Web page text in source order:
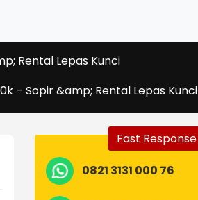
Rental Lepas Kunci
– Sopir &amp; Rental Lepas Kunci
Fast Response
0821 3131 000 76